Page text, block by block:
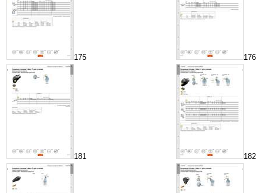
175 176
181 182